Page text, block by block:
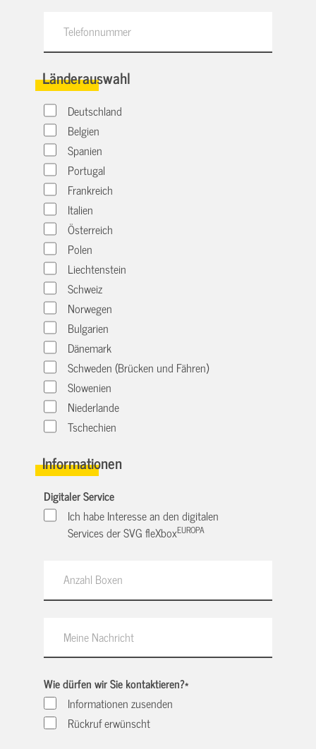
Länderauswahl
Deutschland
Belgien
Spanien
Portugal
Frankreich
Italien
Österreich
Polen
Liechtenstein
Schweiz
Norwegen
Bulgarien
Dänemark
Schweden (Brücken und Fähren)
Slowenien
Niederlande
Tschechien
Informationen
Digitaler Service
Ich habe Interesse an den digitalen
Services der SVG fleXboxEUROPA
Wie dürfen wir Sie kontaktieren?*
Informationen zusenden
Rückruf erwünscht